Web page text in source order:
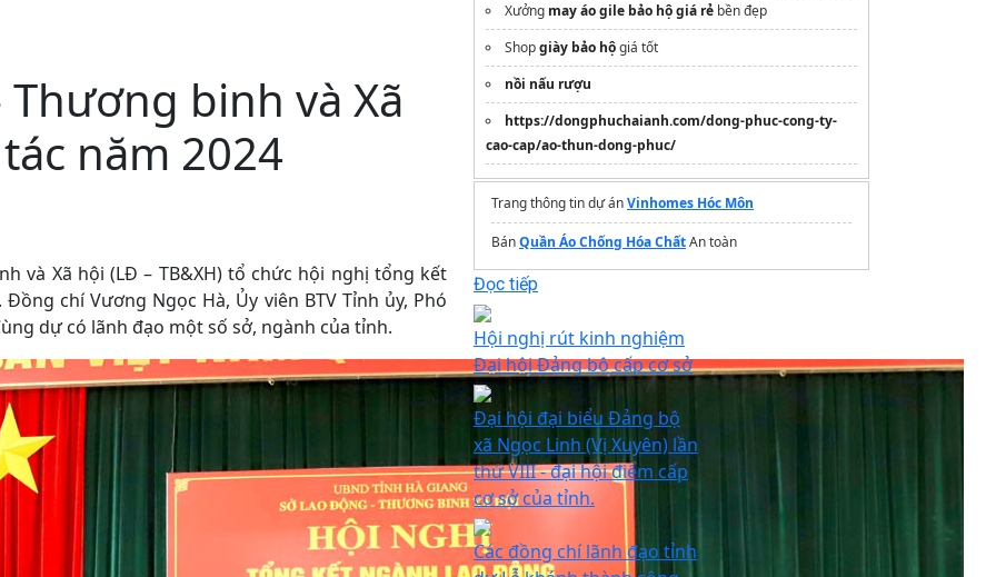
binh và Xã
năm 2024
và Xã hội (LĐ – TB&XH) tổ chức hội nghị tổng kết
chí Vương Ngọc Hà, Ủy viên BTV Tỉnh ủy, Phó
dự có lãnh đạo một số sở, ngành của tỉnh.
Xưởng may áo gile bảo hộ giá rẻ bền đẹp
Shopgiày bảo hộgiá tốt
nồi nấu rượu
https://dongphuchaianh.com/dong-phuc-cong-ty-
cao-cap/ao-thun-dong-phuc/
Trang thông tin dự ánVinhomes Hóc Môn
BánQuần Áo Chống Hóa ChấtAn toàn
Đọc tiếp
Hội nghị rút kinh nghiệm
Đại hội Đảng bộ cấp cơ sở
Đại hội đại biểu Đảng bộ
xã Ngọc Linh (Vị Xuyên) lần
thứ VIII - đại hội điểm cấp
cơ sở của tỉnh.
Các đồng chí lãnh đạo tỉnh